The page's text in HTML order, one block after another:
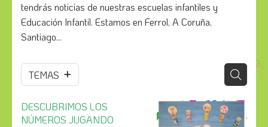
tendrás noticias de nuestras escuelas infantiles y
Educación Infantil. Estamos en Ferrol, A Coruña,
Santiago...
TEMAS
DESCUBRIMOS LOS
NÚMEROS JUGANDO